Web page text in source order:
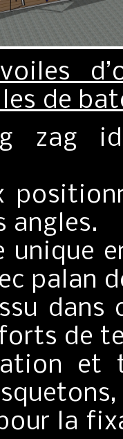
de
zag
angles.
palan
dans
de
et
la